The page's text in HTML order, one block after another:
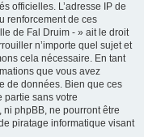
officielles. L’adresse IP de
renforcement de ces
de Fal Druim - » ait le droit
n’importe quel sujet et
cela nécessaire. En tant
que vous avez
de données. Bien que ces
partie sans votre
phpBB, ne pourront être
piratage informatique visant